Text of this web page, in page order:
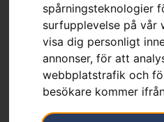
spårningsteknologier
surfupplevelse på vår
visa dig personligt
annonser, för att
webbplatstrafik och
besökare kommer
Husqvarna
Artikelnummer:967100803